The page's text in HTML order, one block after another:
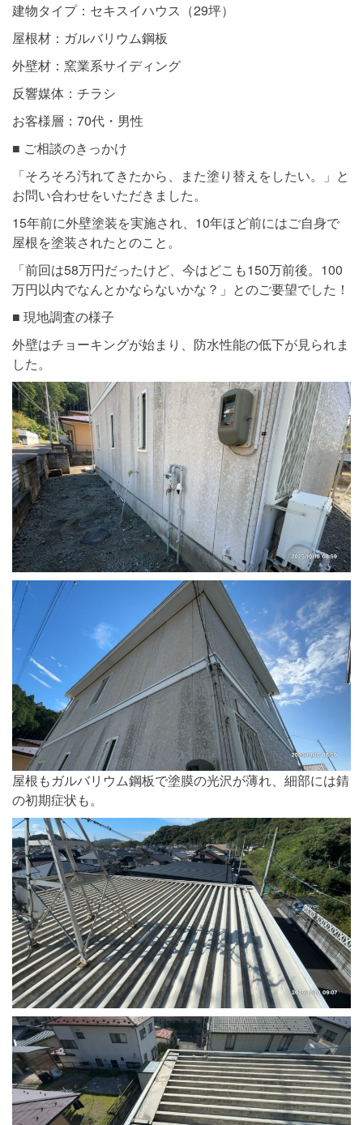
建物タイプ：セキスイハウス（29坪）
屋根材：ガルバリウム鋼板
外壁材：窯業系サイディング
反響媒体：チラシ
お客様層：70代・男性
■ ご相談のきっかけ
「そろそろ汚れてきたから、また塗り替えをしたい。」と
お問い合わせをいただきました。
15年前に外壁塗装を実施され、10年ほど前にはご自身で
屋根を塗装されたとのこと。
「前回は58万円だったけど、今はどこも150万前後。100
万円以内でなんとかならないかな？」とのご要望でした！
■ 現地調査の様子
外壁はチョーキングが始まり、防水性能の低下が見られま
した。
屋根もガルバリウム鋼板で塗膜の光沢が薄れ、細部には錆
の初期症状も。